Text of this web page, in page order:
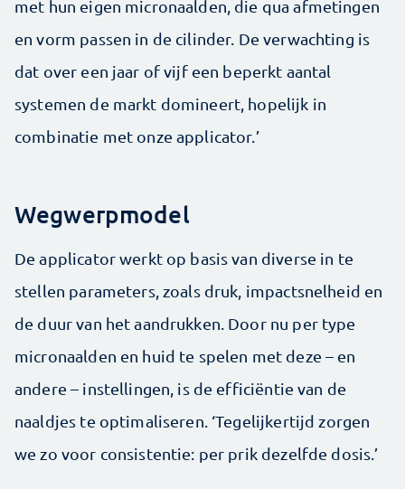
met hun eigen micronaalden, die qua afmetingen
en vorm passen in de cilinder. De verwachting is
dat over een jaar of vijf een beperkt aantal
systemen de markt domineert, hopelijk in
combinatie met onze applicator.’
Wegwerpmodel
De applicator werkt op basis van diverse in te
stellen parameters, zoals druk, impactsnelheid en
de duur van het aandrukken. Door nu per type
micronaalden en huid te spelen met deze – en
andere – instellingen, is de efficiëntie van de
naaldjes te optimaliseren. ‘Tegelijkertijd zorgen
we zo voor consistentie: per prik dezelfde dosis.’